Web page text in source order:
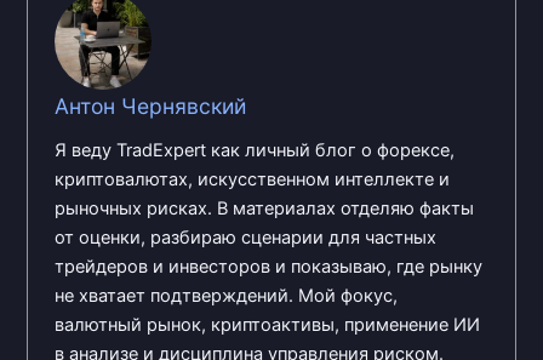
Антон Чернявский
Я веду TradExpert как личный блог о форексе,
криптовалютах, искусственном интеллекте и
рыночных рисках. В материалах отделяю факты
от оценки, разбираю сценарии для частных
трейдеров и инвесторов и показываю, где рынку
не хватает подтверждений. Мой фокус,
валютный рынок, криптоактивы, применение ИИ
в анализе и дисциплина управления риском.